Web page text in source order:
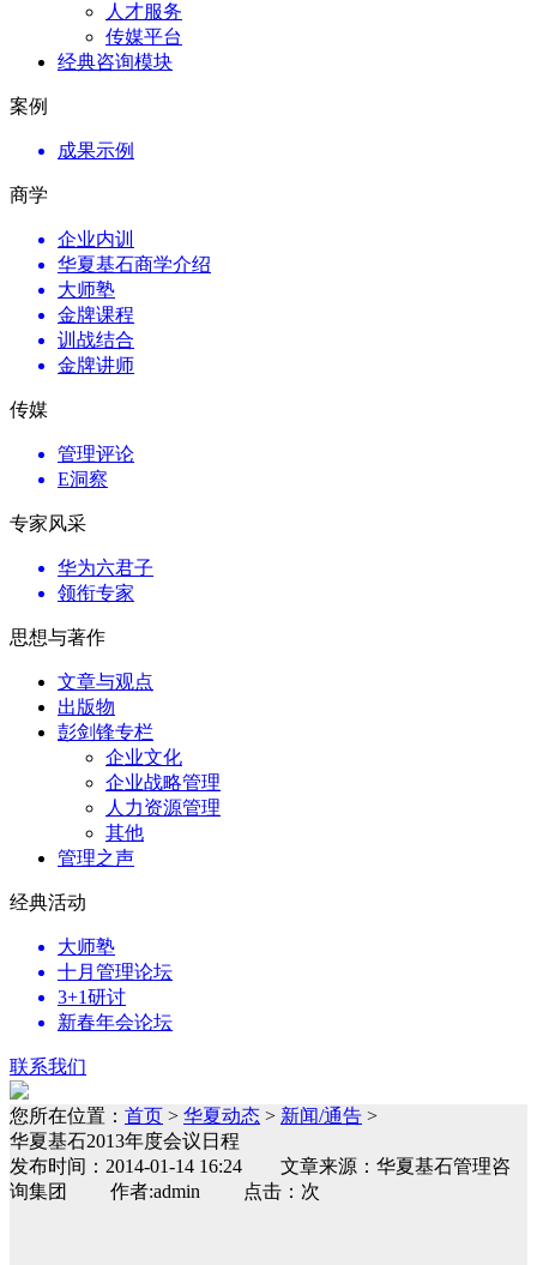
人才服务
传媒平台
经典咨询模块
案例
成果示例
商学
企业内训
华夏基石商学介绍
大师塾
金牌课程
训战结合
金牌讲师
传媒
管理评论
E洞察
专家风采
华为六君子
领衔专家
思想与著作
文章与观点
出版物
彭剑锋专栏
企业文化
企业战略管理
人力资源管理
其他
管理之声
经典活动
大师塾
十月管理论坛
3+1研讨
新春年会论坛
联系我们
您所在位置： 首页 > 华夏动态 > 新闻/通告 >
华夏基石2013年度会议日程
发布时间：2014-01-14 16:24 文章来源：华夏基石管理咨
询集团 作者:admin 点击：次